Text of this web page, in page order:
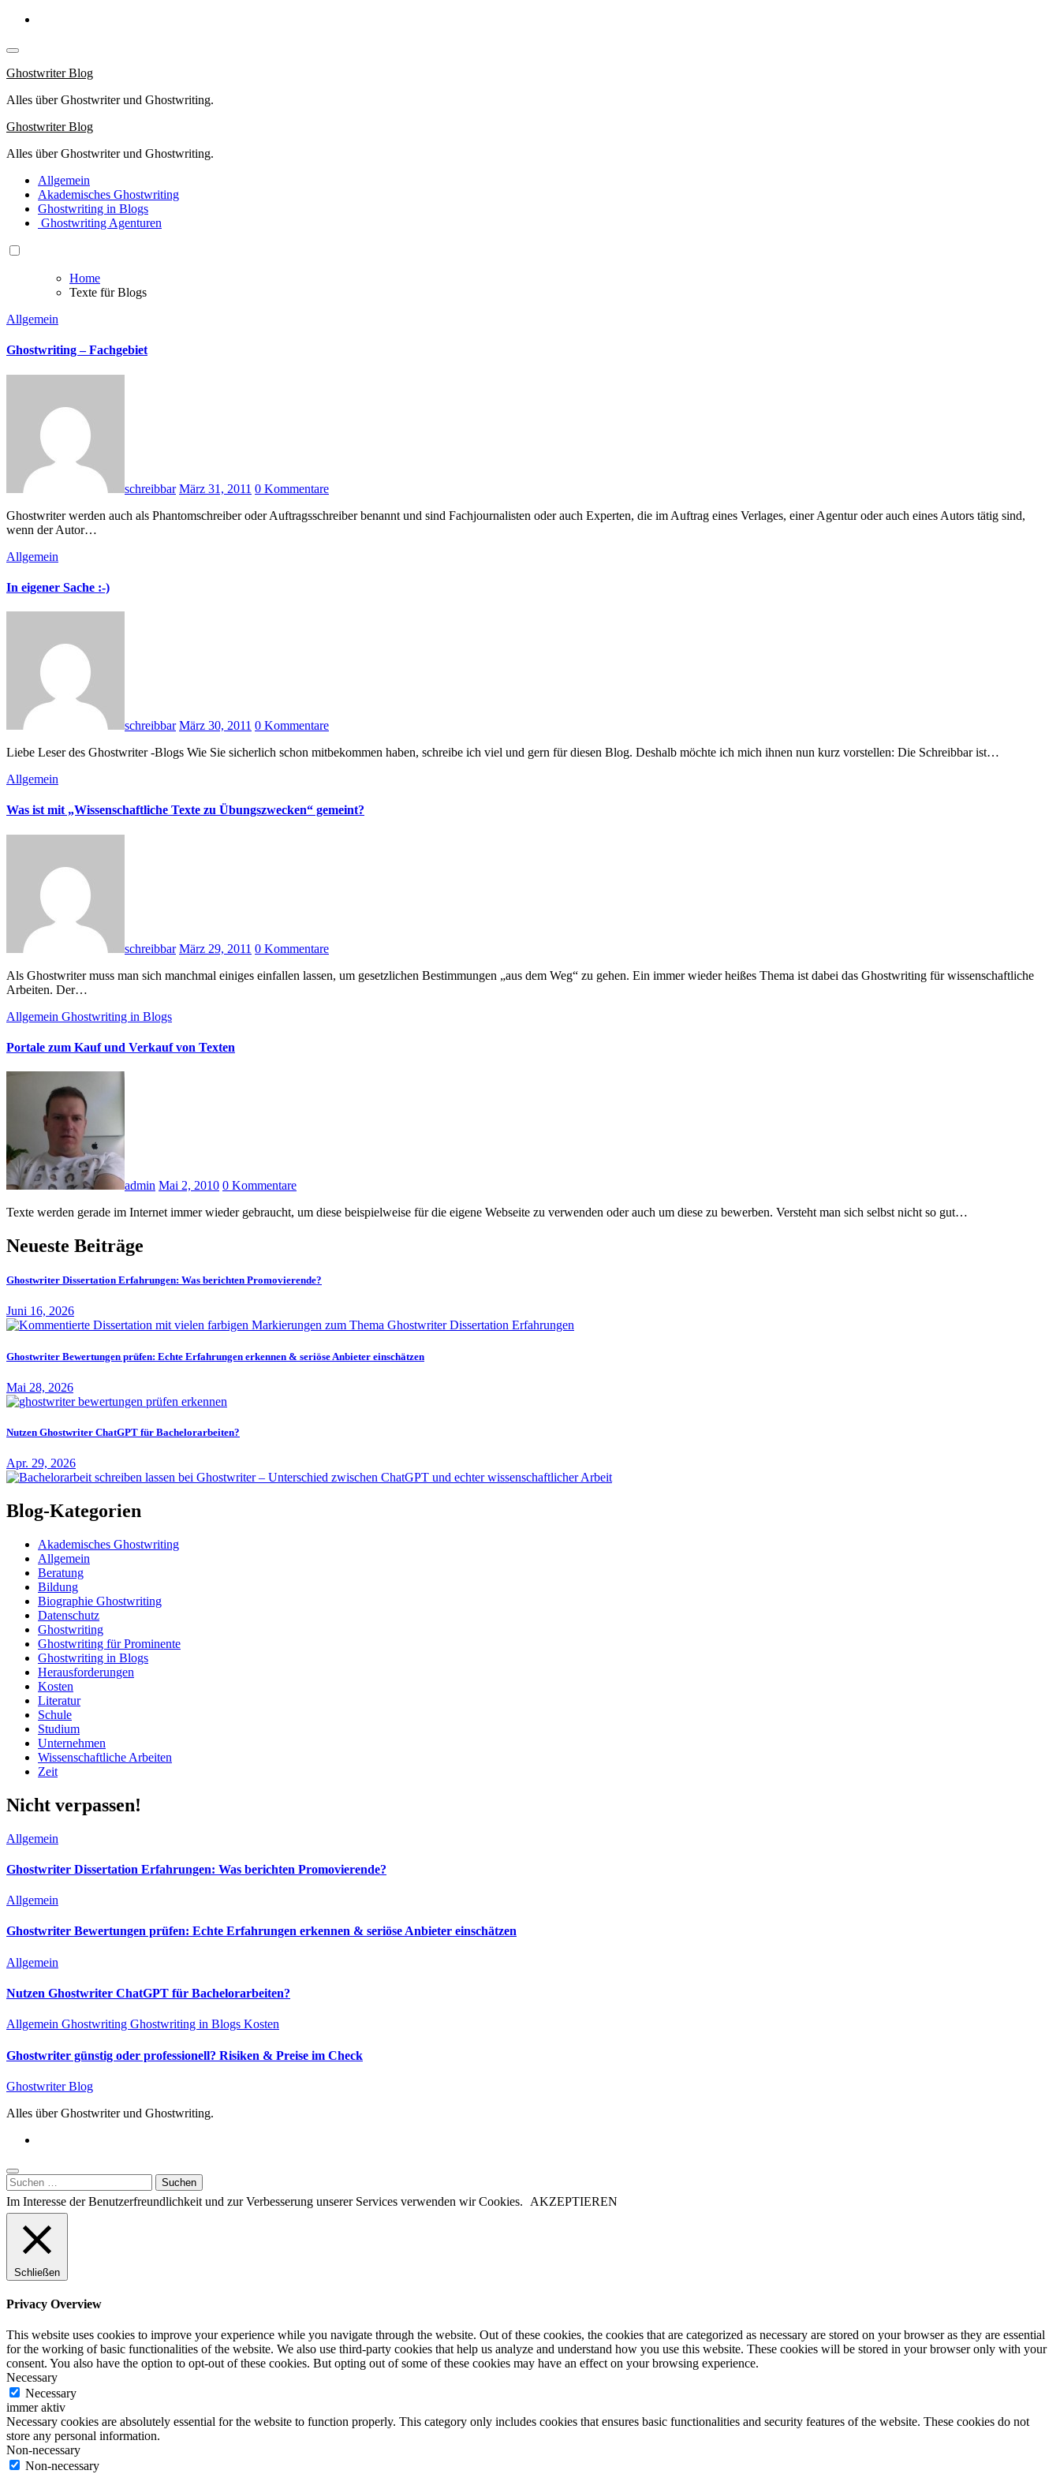
Springe
Inhalt
Ghostwriter Blog
Alles über Ghostwriter und Ghostwriting.
Ghostwriter Blog
Alles über Ghostwriter und Ghostwriting.
Allgemein
Akademisches Ghostwriting
Ghostwriting in Blogs
Ghostwriting Agenturen
Home
Texte für Blogs
Allgemein
Ghostwriting – Fachgebiet
schreibbar März 31, 2011 0 Kommentare
Ghostwriter werden auch als Phantomschreiber oder Auftragsschreiber benannt und sind Fachjournalisten oder auch Experten, die im Auftrag eines Verlages, einer Agentur oder auch eines Autors tätig sind,
wenn der Autor…
Allgemein
In eigener Sache :-)
schreibbar März 30, 2011 0 Kommentare
Liebe Leser des Ghostwriter -Blogs Wie Sie sicherlich schon mitbekommen haben, schreibe ich viel und gern für diesen Blog. Deshalb möchte ich mich ihnen nun kurz vorstellen: Die Schreibbar ist…
Allgemein
Was ist mit „Wissenschaftliche Texte zu Übungszwecken“ gemeint?
schreibbar März 29, 2011 0 Kommentare
Als Ghostwriter muss man sich manchmal einiges einfallen lassen, um gesetzlichen Bestimmungen „aus dem Weg“ zu gehen. Ein immer wieder heißes Thema ist dabei das Ghostwriting für wissenschaftliche
Arbeiten. Der…
Allgemein Ghostwriting in Blogs
Portale zum Kauf und Verkauf von Texten
admin Mai 2, 2010 0 Kommentare
Texte werden gerade im Internet immer wieder gebraucht, um diese beispielweise für die eigene Webseite zu verwenden oder auch um diese zu bewerben. Versteht man sich selbst nicht so gut…
Neueste Beiträge
Ghostwriter Dissertation Erfahrungen: Was berichten Promovierende?
Juni 16, 2026
Ghostwriter Bewertungen prüfen: Echte Erfahrungen erkennen & seriöse Anbieter einschätzen
Mai 28, 2026
Nutzen Ghostwriter ChatGPT für Bachelorarbeiten?
Apr. 29, 2026
Blog-Kategorien
Akademisches Ghostwriting
Allgemein
Beratung
Bildung
Biographie Ghostwriting
Datenschutz
Ghostwriting
Ghostwriting für Prominente
Ghostwriting in Blogs
Herausforderungen
Kosten
Literatur
Schule
Studium
Unternehmen
Wissenschaftliche Arbeiten
Zeit
Nicht verpassen!
Allgemein
Ghostwriter Dissertation Erfahrungen: Was berichten Promovierende?
Allgemein
Ghostwriter Bewertungen prüfen: Echte Erfahrungen erkennen & seriöse Anbieter einschätzen
Allgemein
Nutzen Ghostwriter ChatGPT für Bachelorarbeiten?
Allgemein Ghostwriting Ghostwriting in Blogs Kosten
Ghostwriter günstig oder professionell? Risiken & Preise im Check
Ghostwriter Blog
Alles über Ghostwriter und Ghostwriting.
Suchen
nach:
Im Interesse der Benutzerfreundlichkeit und zur Verbesserung unserer Services verwenden wir Cookies. AKZEPTIEREN
Schließen
Privacy Overview
This website uses cookies to improve your experience while you navigate through the website. Out of these cookies, the cookies that are categorized as necessary are stored on your browser as they are essential
for the working of basic functionalities of the website. We also use third-party cookies that help us analyze and understand how you use this website. These cookies will be stored in your browser only with your
consent. You also have the option to opt-out of these cookies. But opting out of some of these cookies may have an effect on your browsing experience.
Necessary
Necessary
immer aktiv
Necessary cookies are absolutely essential for the website to function properly. This category only includes cookies that ensures basic functionalities and security features of the website. These cookies do not
store any personal information.
Non-necessary
Non-necessary